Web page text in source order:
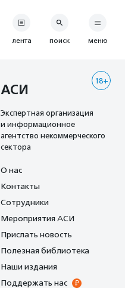
лента поиск меню
18+
АСИ
Экспертная организация
и информационное
агентство некоммерческого
сектора
О нас
Контакты
Сотрудники
Мероприятия АСИ
Прислать новость
Полезная библиотека
Наши издания
Поддержать нас